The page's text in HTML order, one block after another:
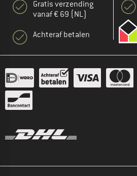
Gratis verzending
vanaf € 69 (NL)
Achteraf betalen